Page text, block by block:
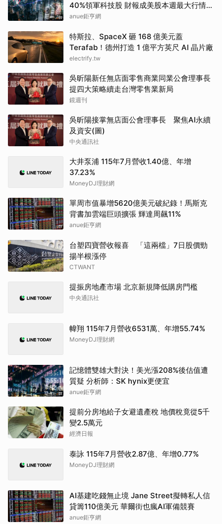
40%領軍科技股 財報成美股本週最大行情推
手
anue鉅亨網
特斯拉、SpaceX 砸 168 億美元蓋
Terafab！德州打造 1 億平方英尺 AI 晶片廠
electrify.tw
吳昕陽新任無店面零售商業同業公會理事長
提四大策略續走台灣零售業新局
鏡週刊
吳昕陽接掌無店面公會理事長 聚焦AI永續
及資安(圖)
中央通訊社
大井泵浦 115年7月營收1.40億、年增
37.23%
MoneyDJ理財網
單周市值暴增5620億美元破紀錄！馬斯克
背書加雲端巨頭擴張 輝達周飆11%
anue鉅亨網
台塑四寶營收報喜 「這兩檔」7日股價勁
揚半根漲停
CTWANT
提振房地產市場 北京新規降低購房門檻
中央通訊社
幃翔 115年7月營收6531萬、年增55.74%
MoneyDJ理財網
記憶體雙雄大對決！美光漲208%後估值遭
質疑 分析師：SK hynix更便宜
anue鉅亨網
提前分房地給子女避遺產稅 地價稅竟從5千
變2.5萬元
經濟日報
泰詠 115年7月營收2.87億、年增0.77%
MoneyDJ理財網
AI基建吃錢無止境 Jane Street擬轉私人信
貸籌110億美元 華爾街也瘋AI軍備競賽
anue鉅亨網